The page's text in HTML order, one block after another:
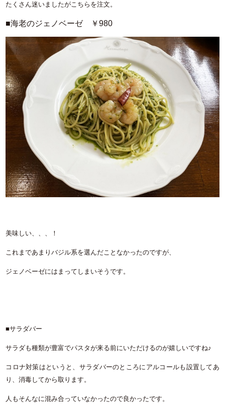
たくさん迷いましたがこちらを注文。
■海老のジェノベーゼ ￥980
美味しい、、、！
これまであまりバジル系を選んだことなかったのですが、
ジェノベーゼにはまってしまいそうです。
■サラダバー
サラダも種類が豊富でパスタが来る前にいただけるのが嬉しいですね♪
コロナ対策はというと、サラダバーのところにアルコールも設置してあ
り、消毒してから取ります。
人もそんなに混み合っていなかったので良かったです。